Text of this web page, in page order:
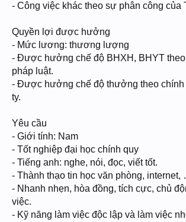
- Công việc khác theo sự phân công của
Quyền lợi được hưởng
- Mức lương: thương lượng
- Được hưởng chế độ BHXH, BHYT
pháp luật.
- Được hưởng chế độ thưởng theo chính
ty.
Yêu cầu
- Giới tính: Nam
- Tốt nghiệp đại học chính quy
- Tiếng anh: nghe, nói, đọc, viết tốt.
- Thành thạo tin học văn phòng, internet,
- Nhanh nhẹn, hòa đồng, tích cực, chủ
việc.
- Kỹ năng làm việc độc lập và làm việc